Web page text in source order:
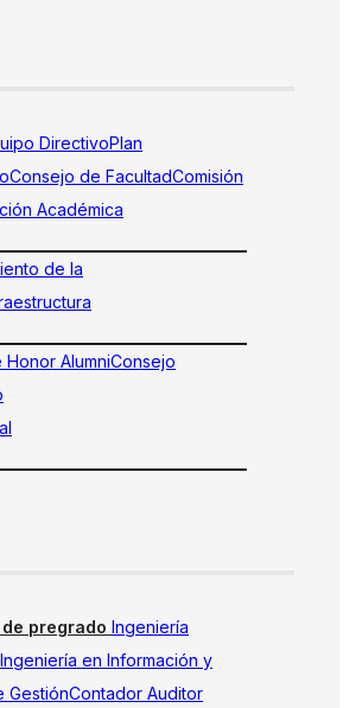
DirectivoPlan
Consejo de FacultadComisión
Académica
de la
AlumniConsejo
pregrado Ingeniería
Ingeniería en Información y
GestiónContador Auditor